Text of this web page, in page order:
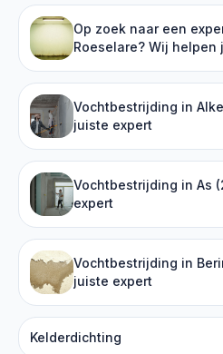
Op zoek naar een
Roeselare? Wij helpen
Vochtbestrijding in
juiste expert
Vochtbestrijding in As
expert
Vochtbestrijding in
juiste expert
Kelderdichting